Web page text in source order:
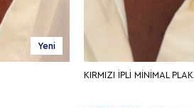
Yeni
KIRMIZI İPLİ MİNİMAL